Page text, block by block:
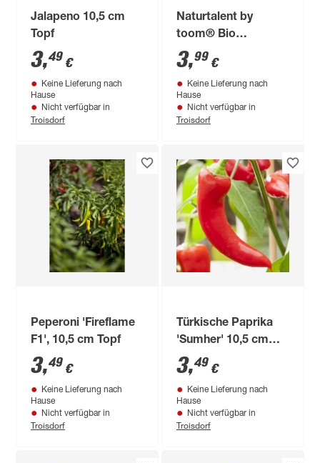
Jalapeno 10,5 cm
Topf
3,49 €
Keine Lieferung nach
Hause
Nicht verfügbar in
Troisdorf
Naturtalent by
toom® Bio
Naschgemüse
verschiedene
Sorten, 13 cm Topf
3,99 €
Keine Lieferung nach
Hause
Nicht verfügbar in
Troisdorf
Peperoni 'Fireflame
F1', 10,5 cm Topf
3,49 €
Keine Lieferung nach
Hause
Nicht verfügbar in
Troisdorf
Türkische Paprika
'Sumher' 10,5 cm
Topf
3,49 €
Keine Lieferung nach
Hause
Nicht verfügbar in
Troisdorf